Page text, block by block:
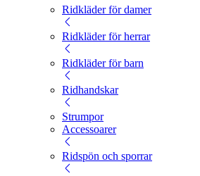
Ridkläder för damer
Ridkläder för herrar
Ridkläder för barn
Ridhandskar
Strumpor
Accessoarer
Ridspön och sporrar